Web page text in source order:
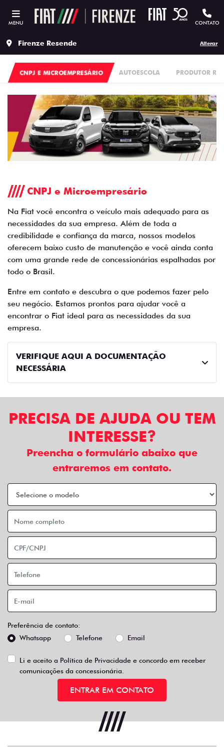
MENU CONTATO
Firenze Resende Alterar
CNPJ E MICROEMPRESÁRIO AUTOESCOLA PRODUTOR
CNPJ e Microempresário
Na Fiat você encontra o veículo mais adequado para as
necessidades da sua empresa. Além de toda a
credibilidade e confiança da marca, nossos modelos
oferecem baixo custo de manutenção e você ainda conta
com uma grande rede de concessionárias espalhadas por
todo o Brasil.
Entre em contato e descubra o que podemos fazer pelo
seu negócio. Estamos prontos para ajudar você a
encontrar o Fiat ideal para as necessidades da sua
empresa.
VERIFIQUE AQUI A DOCUMENTAÇÃO
NECESSÁRIA
PRECISA DE AJUDA OU TEM
INTERESSE?
Preencha o formulário abaixo que
entraremos em contato.
Preferência de contato:
Whatsapp
Telefone Email
Li e aceito a Política de Privacidade e concordo em receber
comunicações da concessionária.
ENTRAR EM CONTATO